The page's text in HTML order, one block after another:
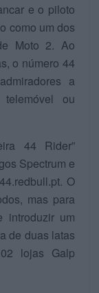
e o piloto
como um dos
Moto 2. Ao
o número 44
a
ou
44 Rider”
Spectrum e
O
mas para
introduzir um
de duas latas
lojas Galp